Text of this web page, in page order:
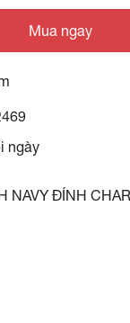
Mua ngay
ngày
NAVY ĐÍNH